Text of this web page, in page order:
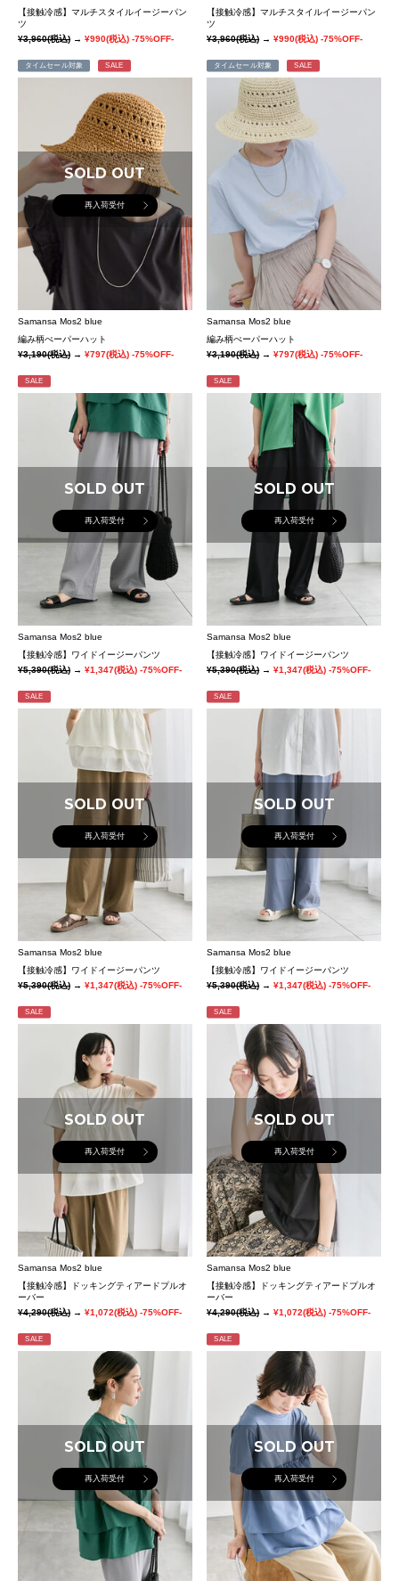
【接触冷感】マルチスタイルイージーパン
ツ
¥3,960(税込) → ¥990(税込) -75%OFF-
【接触冷感】マルチスタイルイージーパン
ツ
¥3,960(税込)→¥990(税込) -75%OFF-
タイムセール対象 SALE
SOLD OUT
再入荷受付
Samansa Mos2 blue
編み柄ぺーパーハット
¥3,190(税込) → ¥797(税込) -75%OFF-
タイムセール対象 SALE
Samansa Mos2 blue
編み柄ぺーパーハット
¥3,190(税込)→¥797(税込) -75%OFF-
SALE
SOLD OUT
再入荷受付
Samansa Mos2 blue
【接触冷感】ワイドイージーパンツ
¥5,390(税込) → ¥1,347(税込) -75%OFF-
SALE
SOLD OUT
再入荷受付
Samansa Mos2 blue
【接触冷感】ワイドイージーパンツ
¥5,390(税込)→¥1,347(税込) -75%OFF-
SALE
SOLD OUT
再入荷受付
Samansa Mos2 blue
【接触冷感】ワイドイージーパンツ
¥5,390(税込) → ¥1,347(税込) -75%OFF-
SALE
SOLD OUT
再入荷受付
Samansa Mos2 blue
【接触冷感】ワイドイージーパンツ
¥5,390(税込)→¥1,347(税込) -75%OFF-
SALE
SOLD OUT
再入荷受付
Samansa Mos2 blue
【接触冷感】ドッキングティアードプルオ
ーバー
¥4,290(税込) → ¥1,072(税込) -75%OFF-
SALE
SOLD OUT
再入荷受付
Samansa Mos2 blue
【接触冷感】ドッキングティアードプルオ
ーバー
¥4,290(税込)→¥1,072(税込) -75%OFF-
SALE
SOLD OUT
再入荷受付
SALE
SOLD OUT
再入荷受付